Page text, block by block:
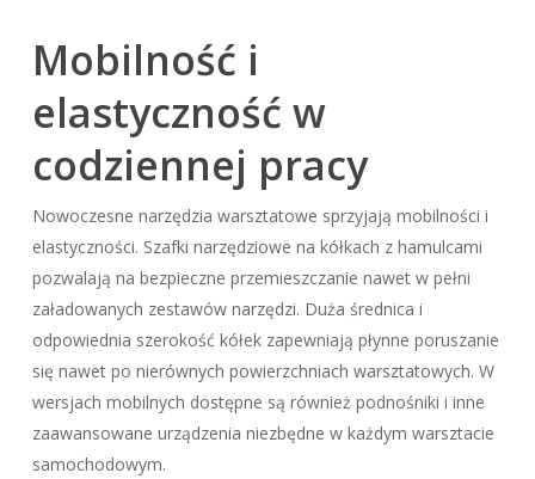
Mobilność i
elastyczność w
codziennej pracy
Nowoczesne narzędzia warsztatowe sprzyjają mobilności i
elastyczności. Szafki narzędziowe na kółkach z hamulcami
pozwalają na bezpieczne przemieszczanie nawet w pełni
załadowanych zestawów narzędzi. Duża średnica i
odpowiednia szerokość kółek zapewniają płynne poruszanie
się nawet po nierównych powierzchniach warsztatowych. W
wersjach mobilnych dostępne są również podnośniki i inne
zaawansowane urządzenia niezbędne w każdym warsztacie
samochodowym.